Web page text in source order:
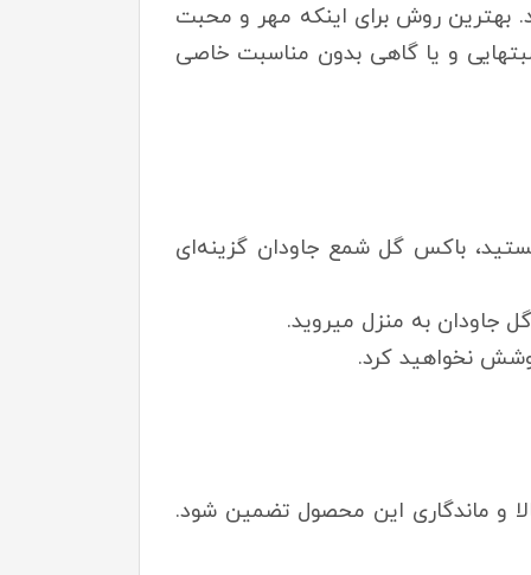
بهترین روش برای اینکه مهر و محبت
و یا گاهی بدون مناسبت خاصی
هستید، باکس گل شمع جاودان گزینه‌ای
جاودان به منزل میروید.
نخواهید کرد.
و ماندگاری این محصول تضمین شود.